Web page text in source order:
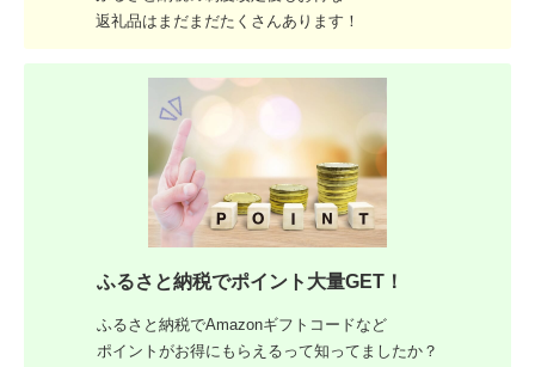
返礼品はまだまだたくさんあります！
ふるさと納税でポイント大量GET！
ふるさと納税でAmazonギフトコードなど
ポイントがお得にもらえるって知ってましたか？